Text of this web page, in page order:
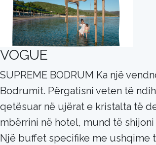
VOGUE
SUPREME BODRUM Ka një
Bodrumit. Përgatisni veten të
qetësuar në ujërat e kristalta të
mbërrini në hotel, mund të
Një buffet specifike me ushqime